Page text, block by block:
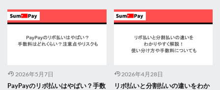
2026年5月7日
PayPayのリボ払いはやばい？手数
2026年4月28日
リボ払いと分割払いの違いをわか